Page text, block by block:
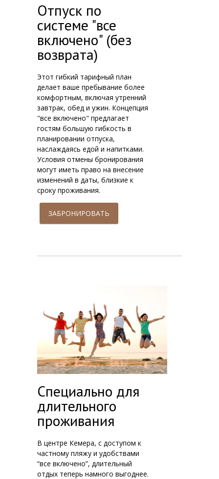
Отпуск по
системе "все
включено" (без
возврата)
Этот гибкий тарифный план
делает ваше пребывание более
комфортным, включая утренний
завтрак, обед и ужин. Концепция
"все включено" предлагает
гостям большую гибкость в
планировании отпуска,
наслаждаясь едой и напитками.
Условия отмены бронирования
могут иметь право на внесение
изменений в даты, близкие к
сроку проживания.
ЗАБРОНИРОВАТЬ
Специально для
длительного
проживания
В центре Кемера, с доступом к
частному пляжу и удобствами
“все включено”, длительный
отдых теперь намного выгоднее.